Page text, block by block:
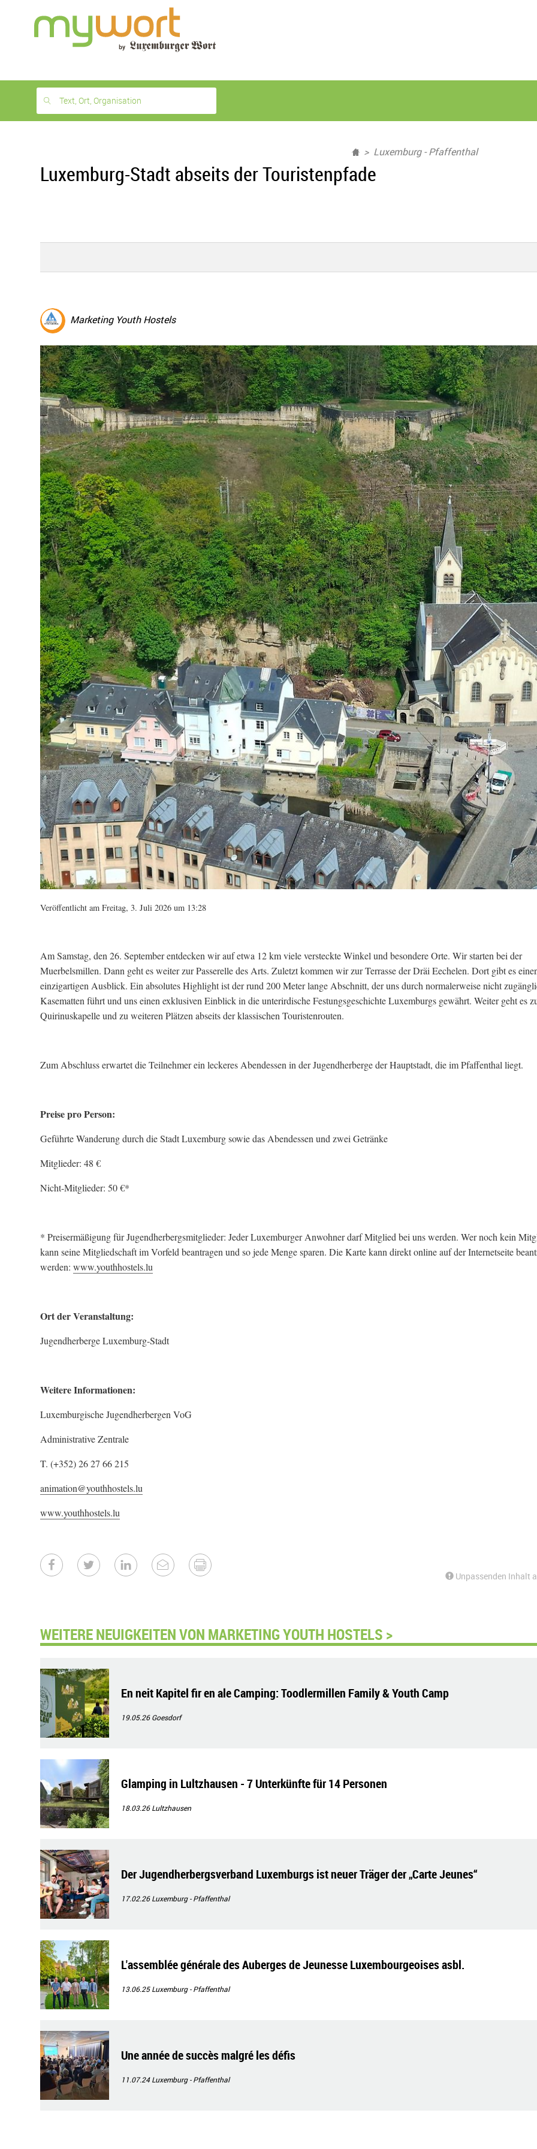
month
free
Text, Ort, Organisation
Luxemburg - Pfaffenthal
Luxemburg-Stadt abseits der Touristenpfade
Marketing Youth Hostels
Veröffentlicht am Freitag, 3. Juli 2026 um 13:28
Am Samstag, den 26. September entdecken wir auf etwa 12 km viele versteckte Winkel und besondere Orte. Wir starten bei der
Muerbelsmillen. Dann geht es weiter zur Passerelle des Arts. Zuletzt kommen wir zur Terrasse der Dräi Eechelen. Dort gibt es
einzigartigen Ausblick. Ein absolutes Highlight ist der rund 200 Meter lange Abschnitt, der uns durch normalerweise nicht
Kasematten führt und uns einen exklusiven Einblick in die unterirdische Festungsgeschichte Luxemburgs gewährt. Weiter geht es
Quirinuskapelle und zu weiteren Plätzen abseits der klassischen Touristenrouten.
Zum Abschluss erwartet die Teilnehmer ein leckeres Abendessen in der Jugendherberge der Hauptstadt, die im Pfaffenthal liegt.
Preise pro Person:
Geführte Wanderung durch die Stadt Luxemburg sowie das Abendessen und zwei Getränke
Mitglieder: 48 €
Nicht-Mitglieder: 50 €*
* Preisermäßigung für Jugendherbergsmitglieder: Jeder Luxemburger Anwohner darf Mitglied bei uns werden. Wer noch kein
kann seine Mitgliedschaft im Vorfeld beantragen und so jede Menge sparen. Die Karte kann direkt online auf der Internetseite
werden: www.youthhostels.lu
Ort der Veranstaltung:
Jugendherberge Luxemburg-Stadt
Weitere Informationen:
Luxemburgische Jugendherbergen VoG
Administrative Zentrale
T. (+352) 26 27 66 215
animation@youthhostels.lu
www.youthhostels.lu
Unpassenden Inhalt
WEITERE NEUIGKEITEN VON MARKETING YOUTH HOSTELS >
En neit Kapitel fir en ale Camping: Toodlermillen Family & Youth Camp
19.05.26Goesdorf
Glamping in Lultzhausen - 7 Unterkünfte für 14 Personen
18.03.26Lultzhausen
Der Jugendherbergsverband Luxemburgs ist neuer Träger der „Carte Jeunes“
17.02.26Luxemburg - Pfaffenthal
L'assemblée générale des Auberges de Jeunesse Luxembourgeoises asbl.
13.06.25Luxemburg - Pfaffenthal
Une année de succès malgré les défis
11.07.24Luxemburg - Pfaffenthal